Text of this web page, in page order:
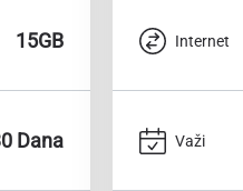
15GB
Dana
Internet
Važi